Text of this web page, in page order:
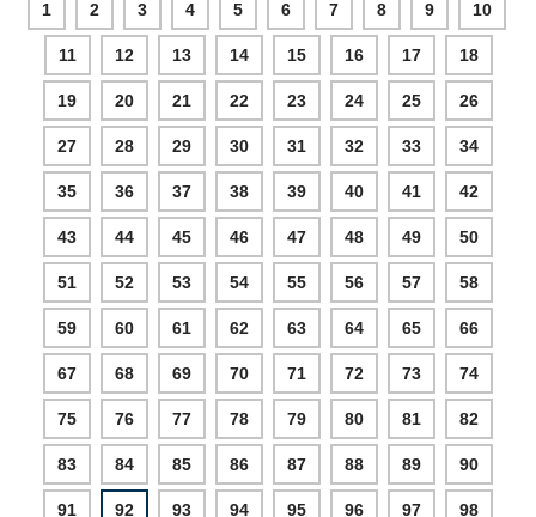
1 2 3 4 5 6 7 8 9 10
11 12 13 14 15 16 17 18
19 20 21 22 23 24 25 26
27 28 29 30 31 32 33 34
35 36 37 38 39 40 41 42
43 44 45 46 47 48 49 50
51 52 53 54 55 56 57 58
59 60 61 62 63 64 65 66
67 68 69 70 71 72 73 74
75 76 77 78 79 80 81 82
83 84 85 86 87 88 89 90
91 92 93 94 95 96 97 98